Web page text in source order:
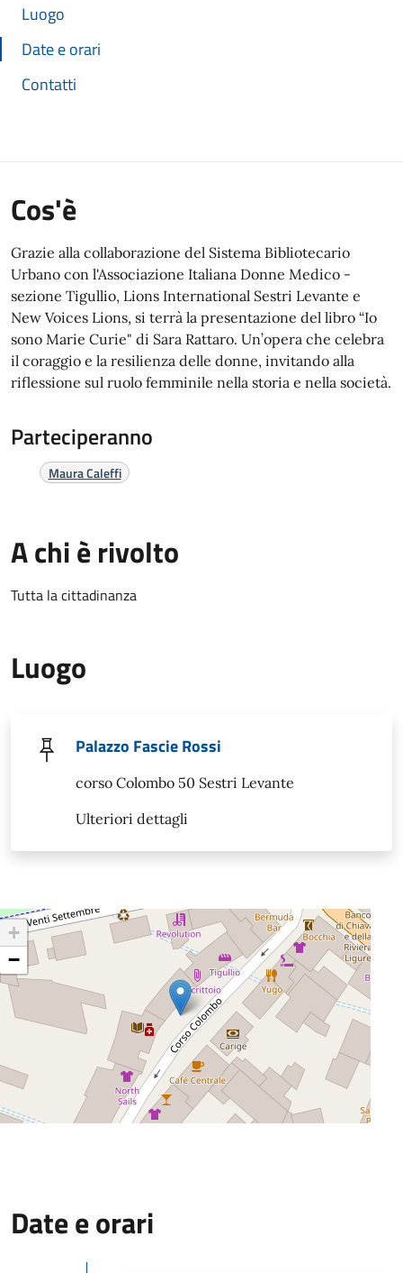
Luogo
Date e orari
Contatti
Cos'è
Grazie alla collaborazione del Sistema Bibliotecario
Urbano con l'Associazione Italiana Donne Medico -
sezione Tigullio, Lions International Sestri Levante e
New Voices Lions, si terrà la presentazione del libro “Io
sono Marie Curie" di Sara Rattaro. Un’opera che celebra
il coraggio e la resilienza delle donne, invitando alla
riflessione sul ruolo femminile nella storia e nella società.
Parteciperanno
Maura Caleffi
A chi è rivolto
Tutta la cittadinanza
Luogo
Palazzo Fascie Rossi
corso Colombo 50 Sestri Levante
Ulteriori dettagli
+
−
Date e orari